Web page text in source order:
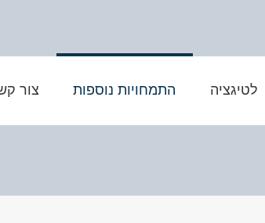
לטיגציה התמחויות נוספות צור